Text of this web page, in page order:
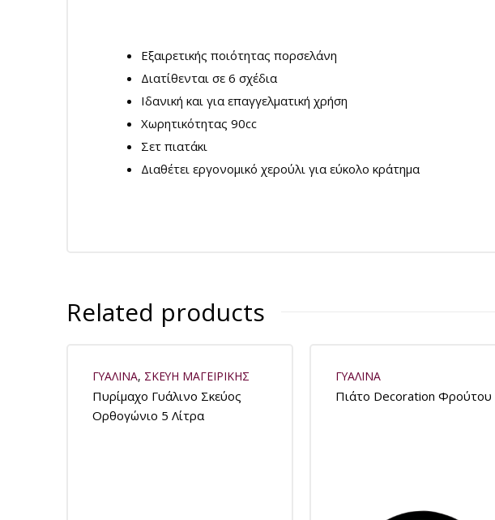
Εξαιρετικής ποιότητας πορσελάνη
Διατίθενται σε 6 σχέδια
Ιδανική και για επαγγελματική χρήση
Χωρητικότητας 90cc
Σετ πιατάκι
Διαθέτει εργονομικό χερούλι για εύκολο κράτημα
Related products
ΓΥΑΛΙΝΑ, ΣΚΕΥΗ ΜΑΓΕΙΡΙΚΗΣ
Πυρίμαχο Γυάλινο Σκεύος
Ορθογώνιο 5 Λίτρα
ΓΥΑΛΙΝΑ
Πιάτο Decoration Φρούτου